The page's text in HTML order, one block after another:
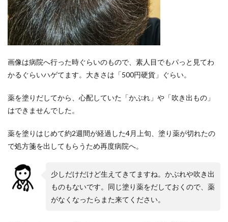
画像は病院へ行った時ぐらいのもので、素人目でもパっと見てわ
かるぐらいハゲてます。大きさは「500円硬貨」ぐらい。
薬を塗りだしてから、心配していた「かぶれ」や「吹き出もの」
はできませんでした。
薬を塗りはじめて約2週間が経過した4月上旬、塗り薬が切れたの
で処方箋を出してもらうため再度病院へ。
少しだけだけど生えてきてますね。かぶれや吹き出
ものもないです。同じ塗り薬をだしておくので、薬
がなくなったらまた来てください。